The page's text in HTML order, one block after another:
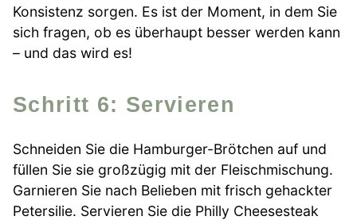
Konsistenz sorgen. Es ist der Moment, in dem Sie
sich fragen, ob es überhaupt besser werden kann
– und das wird es!
Schritt 6: Servieren
Schneiden Sie die Hamburger-Brötchen auf und
füllen Sie sie großzügig mit der Fleischmischung.
Garnieren Sie nach Belieben mit frisch gehackter
Petersilie. Servieren Sie die Philly Cheesesteak